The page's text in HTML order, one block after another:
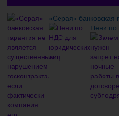
«Серая» банковская
Пени по